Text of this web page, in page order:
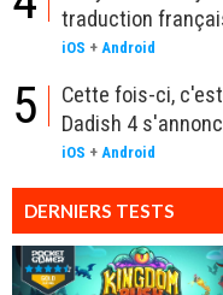
traduction
iOS + Android
5
Cette fois-ci,
Dadish 4
iOS + Android
DERNIERS TESTS